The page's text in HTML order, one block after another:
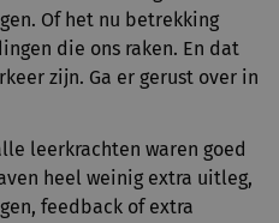
Of het nu betrekking
die ons raken. En dat
zijn. Ga er gerust over in
leerkrachten waren goed
heel weinig extra uitleg,
feedback of extra